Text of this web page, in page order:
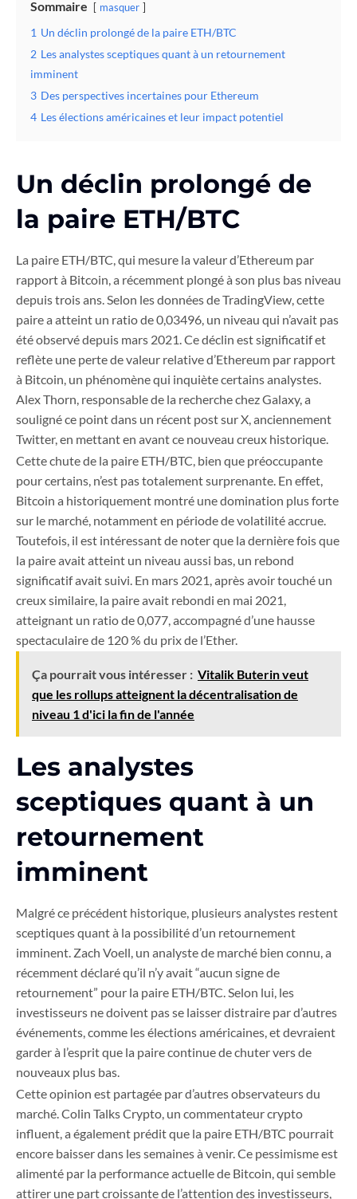
Sommaire masquer
1 Un déclin prolongé de la paire ETH/BTC
2 Les analystes sceptiques quant à un retournement
imminent
3 Des perspectives incertaines pour Ethereum
4 Les élections américaines et leur impact potentiel
Un déclin prolongé de
la paire ETH/BTC
La paire ETH/BTC, qui mesure la valeur d’Ethereum par
rapport à Bitcoin, a récemment plongé à son plus bas niveau
depuis trois ans. Selon les données de TradingView, cette
paire a atteint un ratio de 0,03496, un niveau qui n’avait pas
été observé depuis mars 2021. Ce déclin est significatif et
reflète une perte de valeur relative d’Ethereum par rapport
à Bitcoin, un phénomène qui inquiète certains analystes.
Alex Thorn, responsable de la recherche chez Galaxy, a
souligné ce point dans un récent post sur X, anciennement
Twitter, en mettant en avant ce nouveau creux historique.
Cette chute de la paire ETH/BTC, bien que préoccupante
pour certains, n’est pas totalement surprenante. En effet,
Bitcoin a historiquement montré une domination plus forte
sur le marché, notamment en période de volatilité accrue.
Toutefois, il est intéressant de noter que la dernière fois que
la paire avait atteint un niveau aussi bas, un rebond
significatif avait suivi. En mars 2021, après avoir touché un
creux similaire, la paire avait rebondi en mai 2021,
atteignant un ratio de 0,077, accompagné d’une hausse
spectaculaire de 120 % du prix de l’Ether.
Ça pourrait vous intéresser : Vitalik Buterin veut
que les rollups atteignent la décentralisation de
niveau 1 d'ici la fin de l'année
Les analystes
sceptiques quant à un
retournement
imminent
Malgré ce précédent historique, plusieurs analystes restent
sceptiques quant à la possibilité d’un retournement
imminent. Zach Voell, un analyste de marché bien connu, a
récemment déclaré qu’il n’y avait “aucun signe de
retournement” pour la paire ETH/BTC. Selon lui, les
investisseurs ne doivent pas se laisser distraire par d’autres
événements, comme les élections américaines, et devraient
garder à l’esprit que la paire continue de chuter vers de
nouveaux plus bas.
Cette opinion est partagée par d’autres observateurs du
marché. Colin Talks Crypto, un commentateur crypto
influent, a également prédit que la paire ETH/BTC pourrait
encore baisser dans les semaines à venir. Ce pessimisme est
alimenté par la performance actuelle de Bitcoin, qui semble
attirer une part croissante de l’attention des investisseurs,